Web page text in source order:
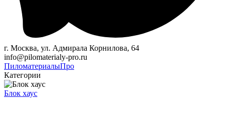
г. Москва, ул. Адмирала Корнилова, 64
info@pilomaterialy-pro.ru
ПиломатериалыПро
Категории
Блок хаус